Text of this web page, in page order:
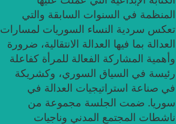
المنظمة في السنوات السابقة والتي
تعكس سردية النساء السوريات لمسارات
العدالة بما فيها العدالة الانتقالية، ضرورة
وأهمية المشاركة الفعالة للمرأة كفاعلة
رئيسة في السياق السوري، وكشريكة
في صناعة استراتيجيات العدالة في
سوريا. ضمت الجلسة مجموعة من
ناشطات المجتمع المدني وناجيات